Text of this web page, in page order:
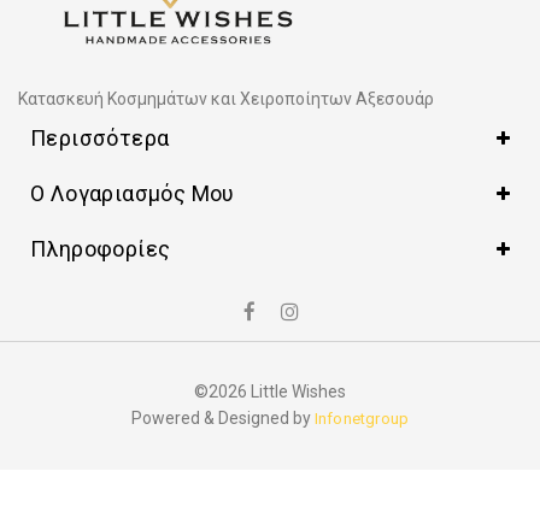
Κατασκευή Κοσμημάτων και Χειροποίητων Αξεσουάρ
Περισσότερα
Ο Λογαριασμός Μου
Πληροφορίες
©2026 Little Wishes
Powered & Designed by Infonetgroup